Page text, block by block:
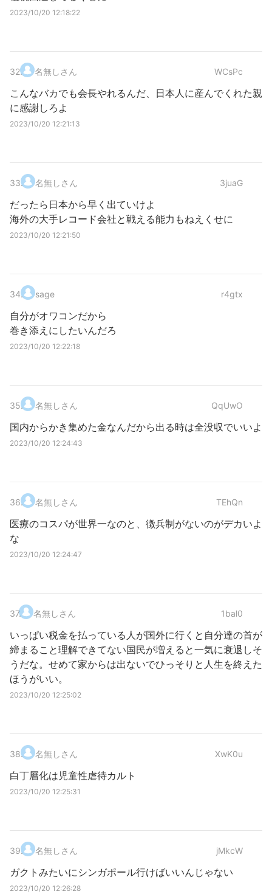
2023/10/20 12:18:22
32. 名無しさん WCsPc
こんなバカでも会長やれるんだ、日本人に産んでくれた親
に感謝しろよ
2023/10/20 12:21:13
33. 名無しさん 3juaG
だったら日本から早く出ていけよ
海外の大手レコード会社と戦える能力もねえくせに
2023/10/20 12:21:50
34. sage r4gtx
自分がオワコンだから
巻き添えにしたいんだろ
2023/10/20 12:22:18
35. 名無しさん QqUwO
国内からかき集めた金なんだから出る時は全没収でいいよ
2023/10/20 12:24:43
36. 名無しさん TEhQn
医療のコスパが世界一なのと、徴兵制がないのがデカいよ
な
2023/10/20 12:24:47
37. 名無しさん 1bal0
いっぱい税金を払っている人が国外に行くと自分達の首が
締まること理解できてない国民が増えると一気に衰退しそ
うだな。せめて家からは出ないでひっそりと人生を終えた
ほうがいい。
2023/10/20 12:25:02
38. 名無しさん XwK0u
白丁層化は児童性虐待カルト
2023/10/20 12:25:31
39. 名無しさん jMkcW
ガクトみたいにシンガポール行けばいいんじゃない
2023/10/20 12:26:28